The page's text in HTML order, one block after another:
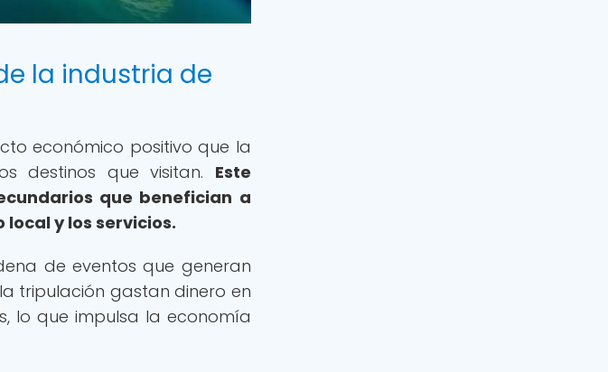
la industria de
económico positivo que la
destinos que visitan. Este
que benefician a
y los servicios.
de eventos que generan
tripulación gastan dinero en
lo que impulsa la economía